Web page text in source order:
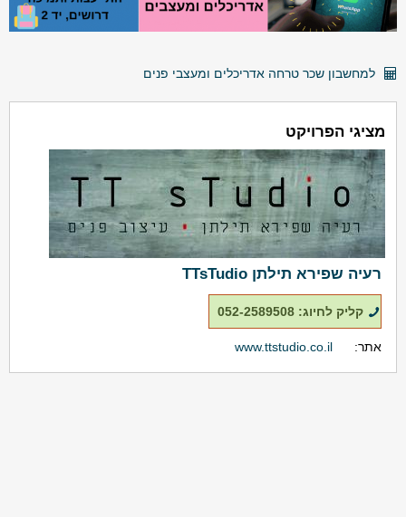
למחשבון שכר טרחה אדריכלים ומעצבי פנים
מציגי הפרויקט
רעיה שפירא תילתן TTsTudio
קליק לחיוג: 052-2589508
אתר: www.ttstudio.co.il